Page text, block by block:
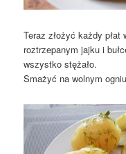
Teraz złożyć każdy
roztrzepanym jajku i
wszystko stężało.
Smażyć na wolnym